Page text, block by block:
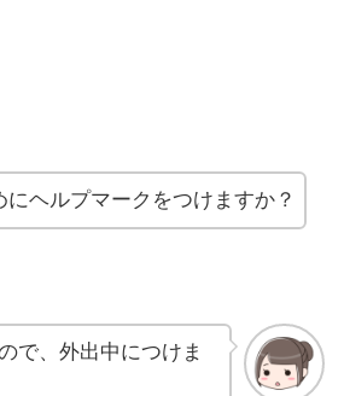
にヘルプマークをつけますか？
で、外出中につけま